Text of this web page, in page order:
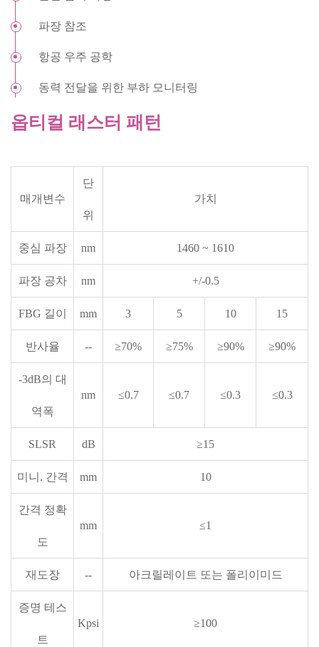
파장 참조
항공 우주 공학
동력 전달을 위한 부하 모니터링
옵티컬 래스터 패턴
매개변수
단
위
가치
중심 파장 nm 1460 ~ 1610
파장 공차 nm +/-0.5
FBG 길이 mm 3 5 10 15
반사율 -- ≥70% ≥75% ≥90% ≥90%
-3dB의 대
역폭
nm ≤0.7 ≤0.7 ≤0.3 ≤0.3
SLSR dB ≥15
미니. 간격 mm 10
간격 정확
도
mm ≤1
재도장 -- 아크릴레이트 또는 폴리이미드
증명 테스
트
Kpsi ≥100